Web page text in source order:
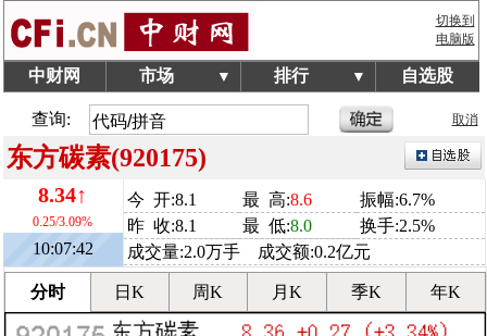
切换到
电脑版
中财网 市场 ▼ 排行 ▼ 自选股
查询: 取消
东方碳素(920175)
8.34↑
0.25/3.09%
10:07:42
今 开:8.1 最 高:8.6
振幅:6.7%
昨 收:8.1
最 低:8.0
换手:2.5%
成交量:2.0万手 成交额:0.2亿元
分时 日K 周K 月K 季K 年K